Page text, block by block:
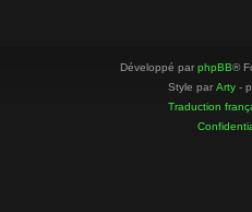
Développé par phpBB®
Style par Arty -
Traduction